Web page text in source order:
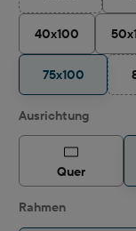
40x100
75x100
Ausrichtung
Quer
Rahmen